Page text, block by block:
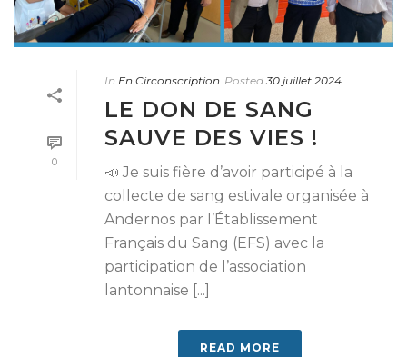
0
In En Circonscription Posted 30 juillet 2024
LE DON DE SANG
SAUVE DES VIES !
📣 Je suis fière d’avoir participé à la
collecte de sang estivale organisée à
Andernos par l’Établissement
Français du Sang (EFS) avec la
participation de l’association
lantonnaise [...]
READ MORE